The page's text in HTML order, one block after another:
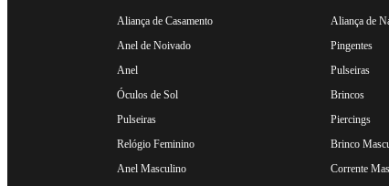
Aliança de Casamento
Anel de Noivado
Anel
Óculos de Sol
Pulseiras
Relógio Feminino
Anel Masculino
Aliança de
Pingentes
Pulseiras
Brincos
Piercings
Brinco
Corrente